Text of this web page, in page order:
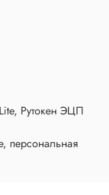
Рутокен ЭЦП
персональная